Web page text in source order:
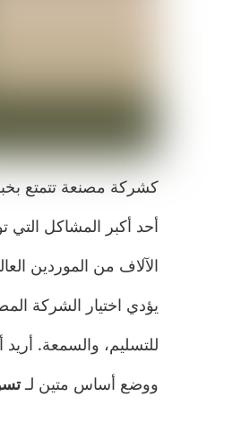
كشركة مصنعة تتمتع بخبرة 17 عامًا من
أحد أكبر المشاكل
الآلاف من الموردين
يؤدي اختيار الشركة
للتسليم، والسمعة.
ووضع أساس متين لـ